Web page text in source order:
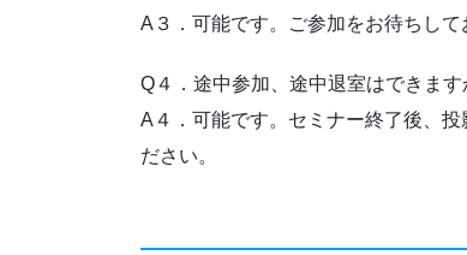
A３．可能です。ご参加をお待ちして
Q４．途中参加、途中退室はできます
A４．可能です。セミナー終了後、
ださい。